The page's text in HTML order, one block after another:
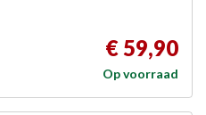
€ 59,90
Op voorraad